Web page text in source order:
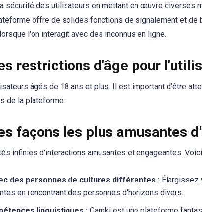
sécurité des utilisateurs en mettant en œuvre diverses
offre de solides fonctions de signalement et de
l'on interagit avec des inconnus en ligne.
restrictions d'âge pour
âgés de 18 ans et plus. Il est important d'être
de la plateforme.
façons les plus amusantes
infinies d'interactions amusantes et engageantes.
des personnes de cultures différentes : Élargissez
en rencontrant des personnes d'horizons divers.